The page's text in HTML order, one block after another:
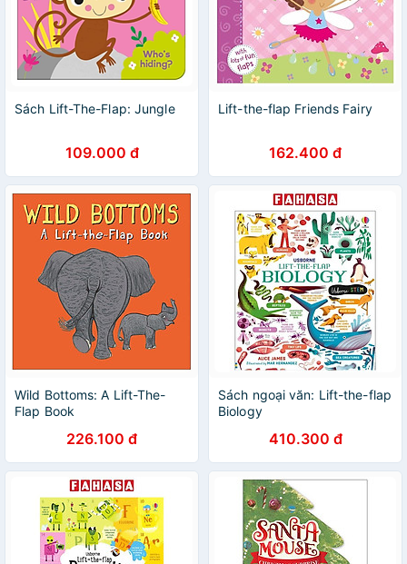
Sách Lift-The-Flap: Jungle
109.000 đ
Lift-the-flap Friends Fairy
162.400 đ
Wild Bottoms: A Lift-The-
Flap Book
226.100 đ
Sách ngoại văn: Lift-the-flap
Biology
410.300 đ